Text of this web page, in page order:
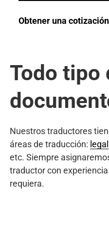
Obtener una
Todo tipo
Nuestros traductores
áreas de traducción: legal
etc. Siempre
traductor con
requiera.